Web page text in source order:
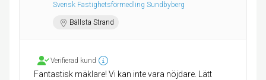
Svensk Fastighetsförmedling Sundbyberg
Bällsta Strand
Verifierad kund
Fantastisk mäklare! Vi kan inte vara nöjdare. Lätt